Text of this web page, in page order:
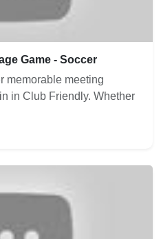
Game - Soccer
memorable meeting
in Club Friendly. Whether